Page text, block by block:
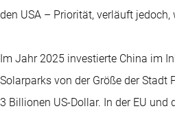
den USA – Priorität, verläuft
Im Jahr 2025 investierte China im
Solarparks von der Größe der
3 Billionen US-Dollar. In der EU